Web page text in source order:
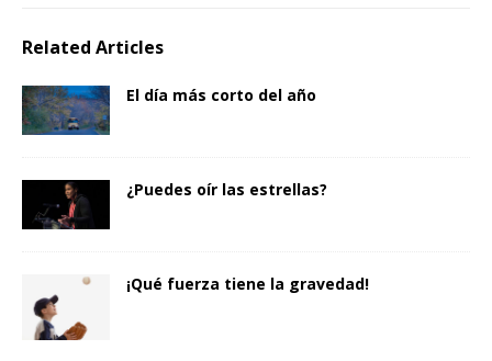
Related Articles
El día más corto del año
¿Puedes oír las estrellas?
¡Qué fuerza tiene la gravedad!